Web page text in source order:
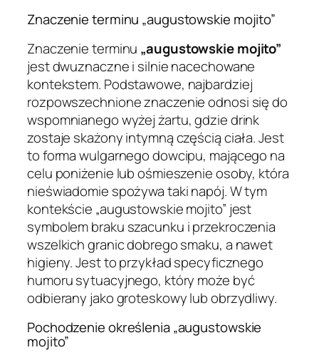
Znaczenie terminu „augustowskie mojito”
Znaczenie terminu „augustowskie mojito”
jest dwuznaczne i silnie nacechowane
kontekstem. Podstawowe, najbardziej
rozpowszechnione znaczenie odnosi się do
wspomnianego wyżej żartu, gdzie drink
zostaje skażony intymną częścią ciała. Jest
to forma wulgarnego dowcipu, mającego na
celu poniżenie lub ośmieszenie osoby, która
nieświadomie spożywa taki napój. W tym
kontekście „augustowskie mojito” jest
symbolem braku szacunku i przekroczenia
wszelkich granic dobrego smaku, a nawet
higieny. Jest to przykład specyficznego
humoru sytuacyjnego, który może być
odbierany jako groteskowy lub obrzydliwy.
Pochodzenie określenia „augustowskie
mojito”